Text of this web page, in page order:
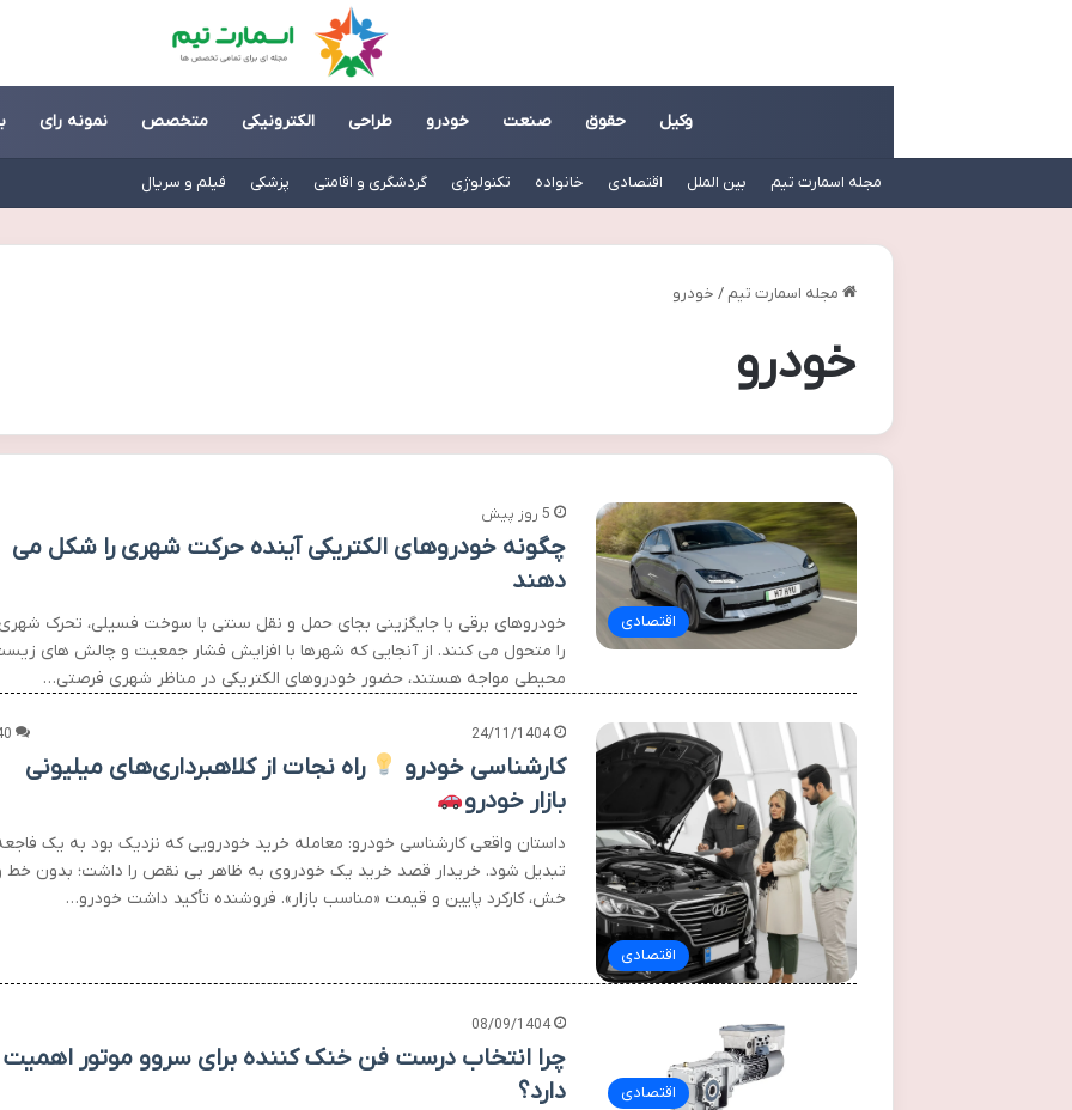
وکیل حقوق صنعت خودرو طراحی الکترونیکی متخصص نمونه رای
مجله اسمارت تیم بین الملل اقتصادی خانواده تکنولوژی گردشگری و اقامتی پزشکی فیلم و سریال
مجله اسمارت تیم / خودرو
خودرو
اقتصادی
5 روز پیش
چگونه خودروهای الکتریکی آینده حرکت شهری را شکل می
دهند
خودروهای برقی با جایگزینی بجای حمل و نقل سنتی با سوخت فسیلی، تحرک
را متحول می کنند. از آنجایی که شهرها با افزایش فشار جمعیت و چالش های
محیطی مواجه هستند، حضور خودروهای الکتریکی در مناظر شهری فرصتی…
اقتصادی
24/11/1404
کارشناسی خودرو
راه نجات از کلاهبرداری‌های میلیونی
بازار خودرو
داستان واقعی کارشناسی خودرو: معامله خرید خودرویی که نزدیک بود به یک
تبدیل شود. خریدار قصد خرید یک خودروی به ظاهر بی نقص را داشت؛ بدون خط
خش، کارکرد پایین و قیمت «مناسب بازار». فروشنده تأکید داشت خودرو…
اقتصادی
08/09/1404
چرا انتخاب درست فن خنک کننده برای سروو موتور اهمیت
دارد؟